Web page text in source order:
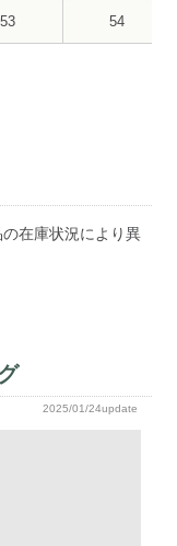
53 54
在庫状況により異
2025/01/24update